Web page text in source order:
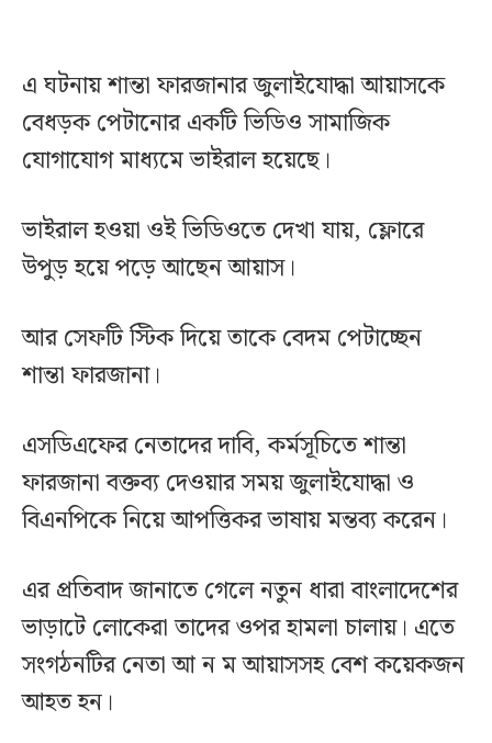
এ ঘটনায় শান্তা ফারজানার জুলাইযোদ্ধা আয়াসকে
বেধড়ক পেটানোর একটি ভিডিও সামাজিক
যোগাযোগ মাধ্যমে ভাইরাল হয়েছে।
ভাইরাল হওয়া ওই ভিডিওতে দেখা যায়, ফ্লোরে
উপুড় হয়ে পড়ে আছেন আয়াস।
আর সেফটি স্টিক দিয়ে তাকে বেদম পেটাচ্ছেন
শান্তা ফারজানা।
এসডিএফের নেতাদের দাবি, কর্মসূচিতে শান্তা
ফারজানা বক্তব্য দেওয়ার সময় জুলাইযোদ্ধা ও
বিএনপিকে নিয়ে আপত্তিকর ভাষায় মন্তব্য করেন।
এর প্রতিবাদ জানাতে গেলে নতুন ধারা বাংলাদেশের
ভাড়াটে লোকেরা তাদের ওপর হামলা চালায়। এতে
সংগঠনটির নেতা আ ন ম আয়াসসহ বেশ কয়েকজন
আহত হন।